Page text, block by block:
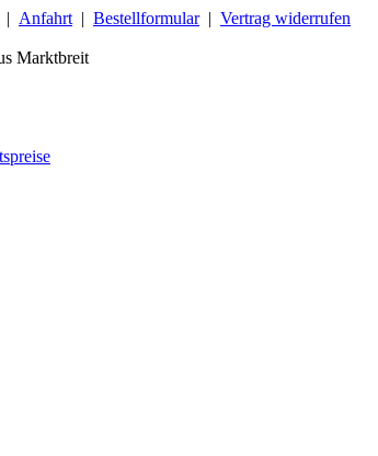
| Anfahrt | Bestellformular| Vertrag widerrufen
Marktbreit